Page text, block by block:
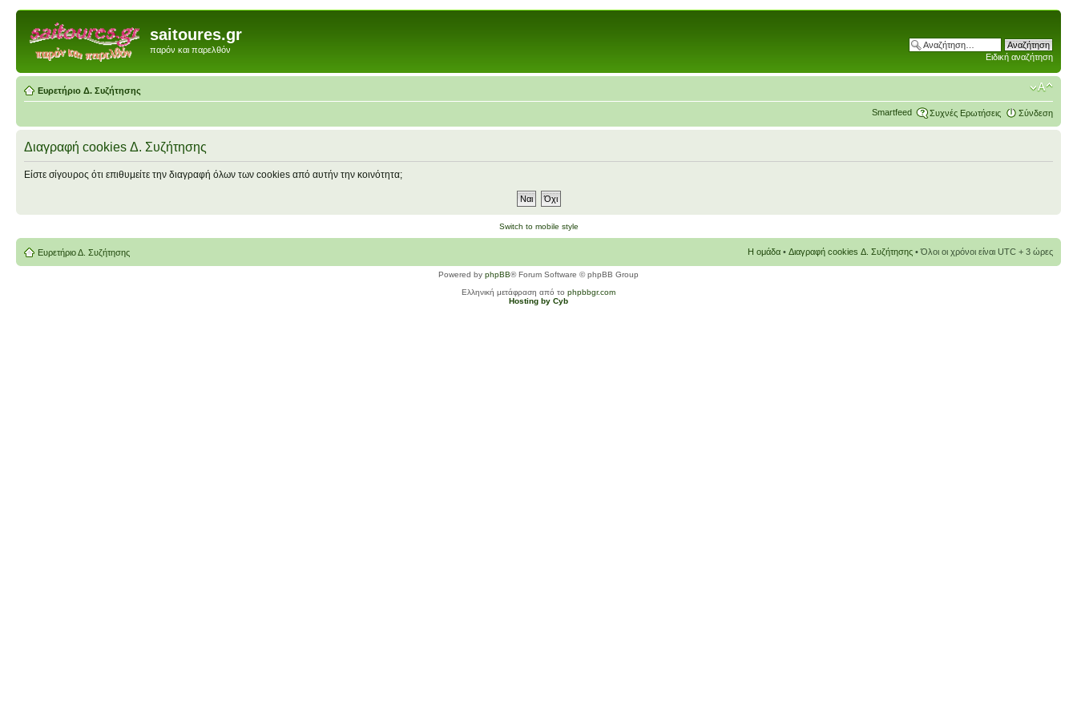
saitoures.gr
παρόν και παρελθόν
Ειδική αναζήτηση
Ευρετήριο Δ. Συζήτησης
Smartfeed Συχνές Ερωτήσεις Σύνδεση
Διαγραφή cookies Δ. Συζήτησης
Είστε σίγουρος ότι επιθυμείτε την διαγραφή όλων των cookies από αυτήν την κοινότητα;
Switch to mobile style
Ευρετήριο Δ. Συζήτησης Η ομάδα • Διαγραφή cookies Δ. Συζήτησης • Όλοι οι χρόνοι είναι UTC + 3 ώρες
Powered by phpBB® Forum Software © phpBB Group
Ελληνική μετάφραση από το phpbbgr.com
Hosting by Cyb